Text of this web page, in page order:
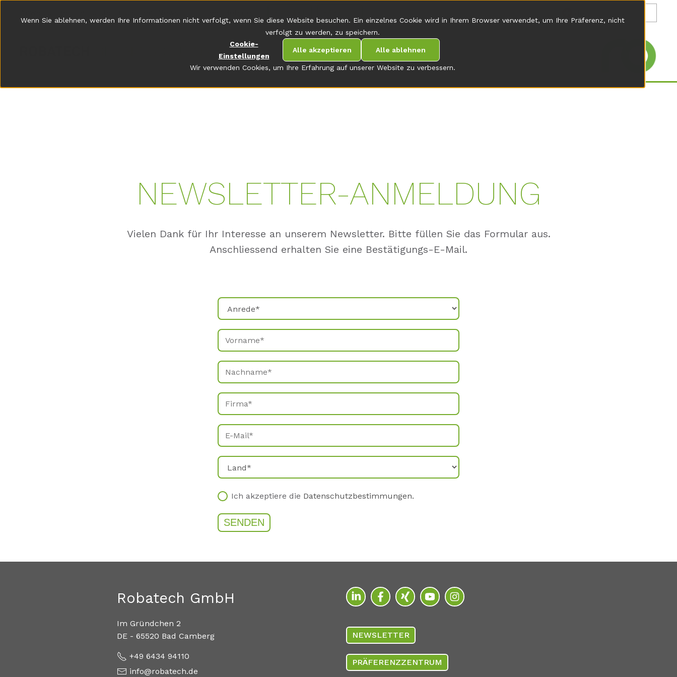
Wir verwenden Cookies, um Ihre Erfahrung auf unserer Website zu verbessern.
Wenn Sie ablehnen, werden Ihre Informationen nicht verfolgt, wenn Sie diese Website besuchen. Ein einzelnes Cookie wird in Ihrem Browser verwendet, um Ihre Präferenz, nicht
verfolgt zu werden, zu speichern.
Cookie-
Einstellungen
Alle akzeptieren Alle ablehnen
NEWSLETTER-ANMELDUNG
Vielen Dank für Ihr Interesse an unserem Newsletter. Bitte füllen Sie das Formular aus.
Anschliessend erhalten Sie eine Bestätigungs-E-Mail.
Ich akzeptiere die Datenschutzbestimmungen.
Robatech GmbH
Im Gründchen 2
DE - 65520 Bad Camberg
+49 6434 94110
info@robatech.de
NEWSLETTER
PRÄFERENZZENTRUM